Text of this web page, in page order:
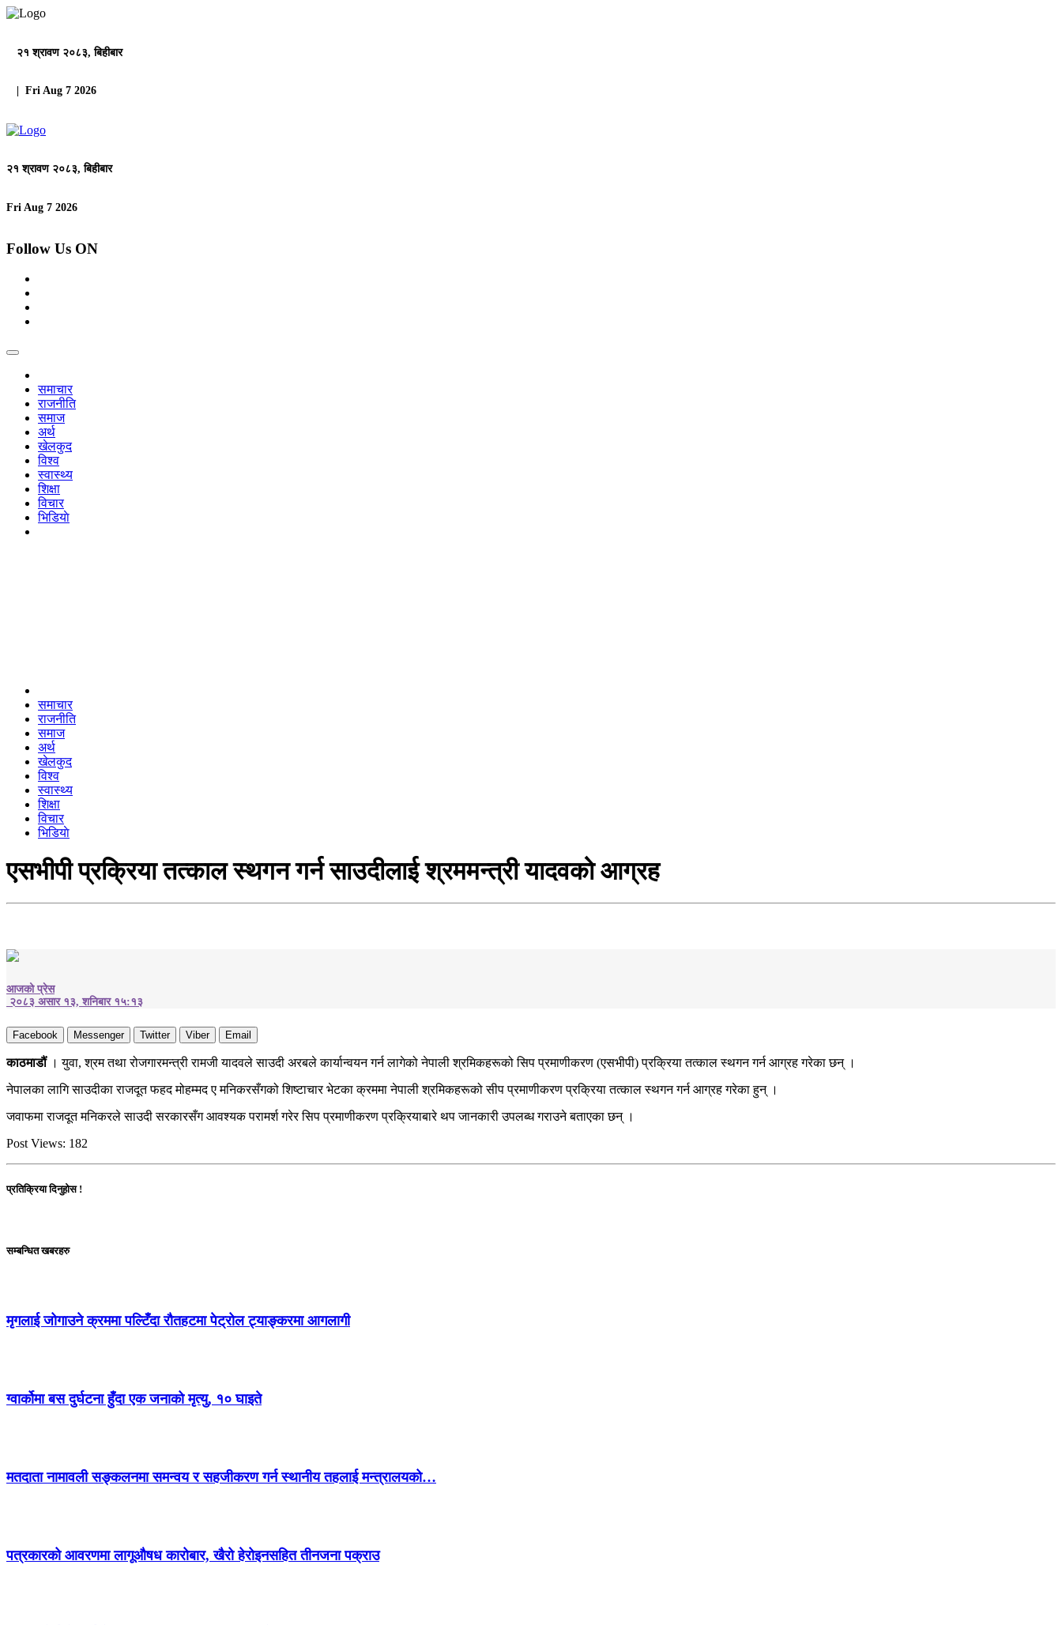
२१ श्रावण २०८३, बिहीबार
| Fri Aug 7 2026
२१ श्रावण २०८३, बिहीबार
Fri Aug 7 2026
Follow Us ON
समाचार
राजनीति
समाज
अर्थ
खेलकुद
विश्व
स्वास्थ्य
शिक्षा
विचार
भिडियाे
समाचार
राजनीति
समाज
अर्थ
खेलकुद
विश्व
स्वास्थ्य
शिक्षा
विचार
भिडियाे
एसभीपी प्रक्रिया तत्काल स्थगन गर्न साउदीलाई श्रममन्त्री यादवको आग्रह
आजको प्रेस
२०८३ असार १३, शनिबार १५:१३
Facebook Messenger Twitter Viber Email
काठमाडौं । युवा, श्रम तथा रोजगारमन्त्री रामजी यादवले साउदी अरबले कार्यान्वयन गर्न लागेको नेपाली श्रमिकहरूको सिप प्रमाणीकरण (एसभीपी) प्रक्रिया तत्काल स्थगन गर्न आग्रह गरेका छन् ।
नेपालका लागि साउदीका राजदूत फहद मोहम्मद ए मनिकरसँगको शिष्टाचार भेटका क्रममा नेपाली श्रमिकहरूको सीप प्रमाणीकरण प्रक्रिया तत्काल स्थगन गर्न आग्रह गरेका हुन् ।
जवाफमा राजदूत मनिकरले साउदी सरकारसँग आवश्यक परामर्श गरेर सिप प्रमाणीकरण प्रक्रियाबारे थप जानकारी उपलब्ध गराउने बताएका छन् ।
Post Views: 182
प्रतिक्रिया दिनुहोस !
सम्बन्धित खबरहरु
मृगलाई जोगाउने क्रममा पल्टिँदा रौतहटमा पेट्रोल ट्याङ्करमा आगलागी
ग्वार्कोमा बस दुर्घटना हुँदा एक जनाको मृत्यु, १० घाइते
मतदाता नामावली सङ्कलनमा समन्वय र सहजीकरण गर्न स्थानीय तहलाई मन्त्रालयको…
पत्रकारको आवरणमा लागूऔषध कारोबार, खैरो हेरोइनसहित तीनजना पक्राउ